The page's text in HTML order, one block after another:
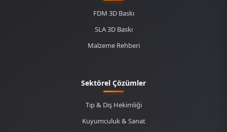
FDM 3D Baskı
SLA 3D Baskı
Malzeme Rehberi
Sektörel Çözümler
Tıp & Diş Hekimliği
Kuyumculuk & Sanat